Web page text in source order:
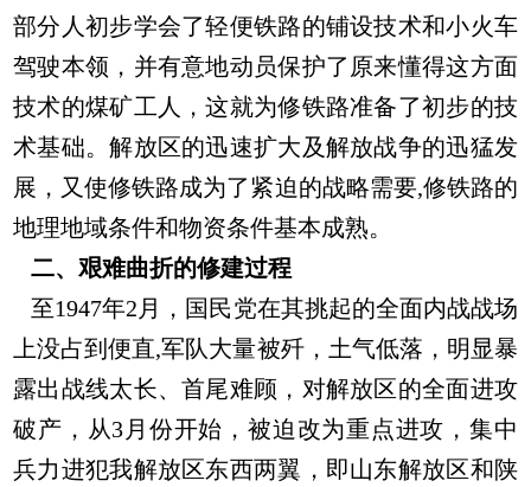
部分人初步学会了轻便铁路的铺设技术和小火车
驾驶本领，并有意地动员保护了原来懂得这方面
技术的煤矿工人，这就为修铁路准备了初步的技
术基础。解放区的迅速扩大及解放战争的迅猛发
展，又使修铁路成为了紧迫的战略需要,修铁路的
地理地域条件和物资条件基本成熟。
二、艰难曲折的修建过程
至1947年2月，国民党在其挑起的全面内战战场
上没占到便直,军队大量被歼，土气低落，明显暴
露出战线太长、首尾难顾，对解放区的全面进攻
破产，从3月份开始，被迫改为重点进攻，集中
兵力进犯我解放区东西两翼，即山东解放区和陕